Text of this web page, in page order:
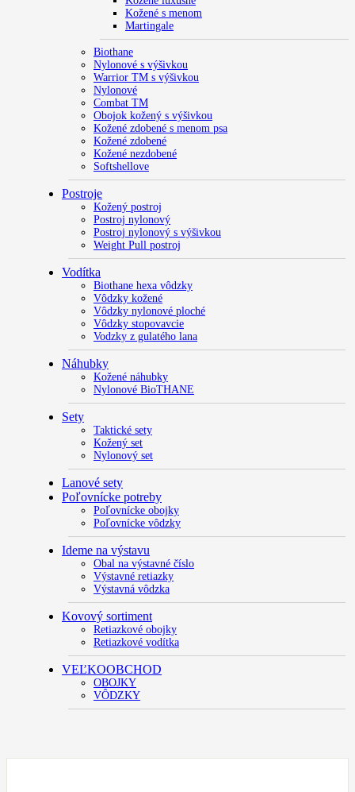
Kožené s menom
Martingale
Biothane
Nylonové s výšivkou
Warrior TM s výšivkou
Nylonové
Combat TM
Obojok kožený s výšivkou
Kožené zdobené s menom psa
Kožené zdobené
Kožené nezdobené
Softshellove
Postroje
Kožený postroj
Postroj nylonový
Postroj nylonový s výšivkou
Weight Pull postroj
Vodítka
Biothane hexa vôdzky
Vôdzky kožené
Vôdzky nylonové ploché
Vôdzky stopovavcie
Vodzky z gulatého lana
Náhubky
Kožené náhubky
Nylonové BioTHANE
Sety
Taktické sety
Kožený set
Nylonový set
Lanové sety
Poľovnícke potreby
Poľovnícke obojky
Poľovnícke vôdzky
Ideme na výstavu
Obal na výstavné číslo
Výstavné retiazky
Výstavná vôdzka
Kovový sortiment
Retiazkové obojky
Retiazkové vodítka
VEĽKOOBCHOD
OBOJKY
VÔDZKY